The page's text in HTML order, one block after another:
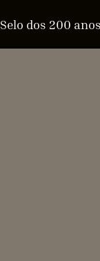
Selo dos 200 anos